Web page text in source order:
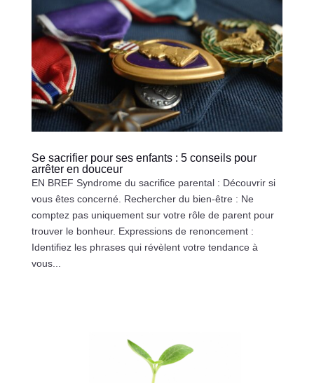
Se sacrifier pour ses enfants : 5 conseils pour
arrêter en douceur
EN BREF Syndrome du sacrifice parental : Découvrir si
vous êtes concerné. Rechercher du bien-être : Ne
comptez pas uniquement sur votre rôle de parent pour
trouver le bonheur. Expressions de renoncement :
Identifiez les phrases qui révèlent votre tendance à
vous...